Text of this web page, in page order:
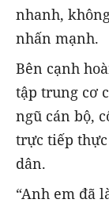
nhanh,
nhấn mạnh.
Bên cạnh
tập trung cơ
ngũ cán bộ,
trực tiếp
dân.
“Anh em đã